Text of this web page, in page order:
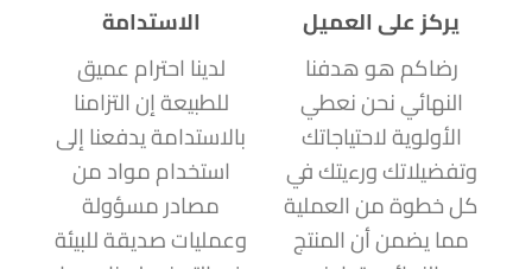
يركز على العميل
رضاكم هو هدفنا
النهائي نحن نعطي
الأولوية لاحتياجاتك
وتفضيلاتك ورءيتك في
كل خطوة من العملية
مما يضمن أن المنتج
الاستدامة
لدينا احترام عميق
للطبيعة إن التزامنا
بالاستدامة يدفعنا إلى
استخدام مواد من
مصادر مسؤولة
وعمليات صديقة للبيئة